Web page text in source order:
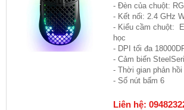
- Đèn của chuột:
- Kết nối: 2.4 GHz
- Kiểu cầm chuột:
học
- DPI tối đa
- Cảm biến
- Thời gian phản hồi
- Số nút bấm 6
Liên hệ: